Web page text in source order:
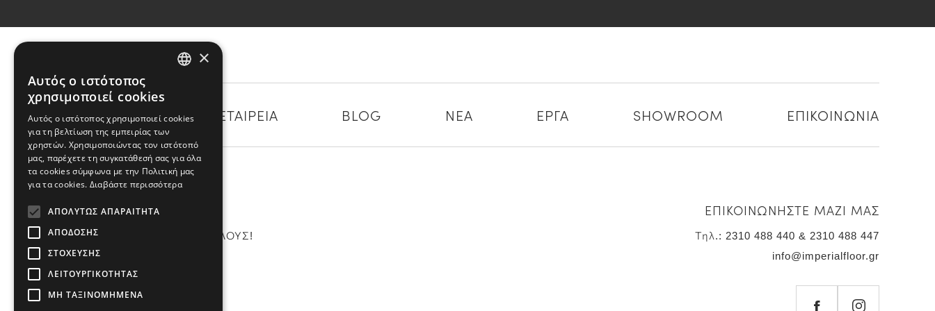
ΚΑΤΗΓΟΡΙΕΣ Η ΕΤΑΙΡΕΙΑ BLOG ΝΕΑ ΕΡΓΑ SHOWROOM ΕΠΙΚΟΙΝΩΝΙΑ
NEWSLETTER
ΕΝΗΜΕΡΩΘΕΙΤΕ ΠΡΙΝ ΑΠΟ ΟΛΟΥΣ!
Εγγραφή
ΕΠΙΚΟΙΝΩΝΗΣΤΕ ΜΑΖΙ ΜΑΣ
Τηλ.: 2310 488 440 & 2310 488 447
info@imperialfloor.gr
×
Αυτός ο ιστότοπος
χρησιμοποιεί cookies
Αυτός ο ιστότοπος χρησιμοποιεί cookies
για τη βελτίωση της εμπειρίας των
χρηστών. Χρησιμοποιώντας τον ιστότοπό
μας, παρέχετε τη συγκατάθεσή σας για όλα
τα cookies σύμφωνα με την Πολιτική μας
για τα cookies. Διαβάστε περισσότερα
ΑΠΟΛΎΤΩΣ ΑΠΑΡΑΊΤΗΤΑ
ΑΠΌΔΟΣΗΣ
ΣΤΌΧΕΥΣΗΣ
ΛΕΙΤΟΥΡΓΙΚΌΤΗΤΑΣ
ΜΗ ΤΑΞΙΝΟΜΗΜΈΝΑ